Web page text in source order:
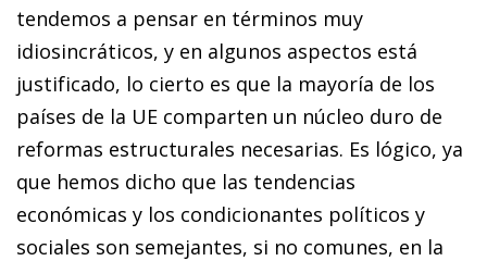
tendemos a pensar en términos muy
idiosincráticos, y en algunos aspectos está
justificado, lo cierto es que la mayoría de los
países de la UE comparten un núcleo duro de
reformas estructurales necesarias. Es lógico, ya
que hemos dicho que las tendencias
económicas y los condicionantes políticos y
sociales son semejantes, si no comunes, en la